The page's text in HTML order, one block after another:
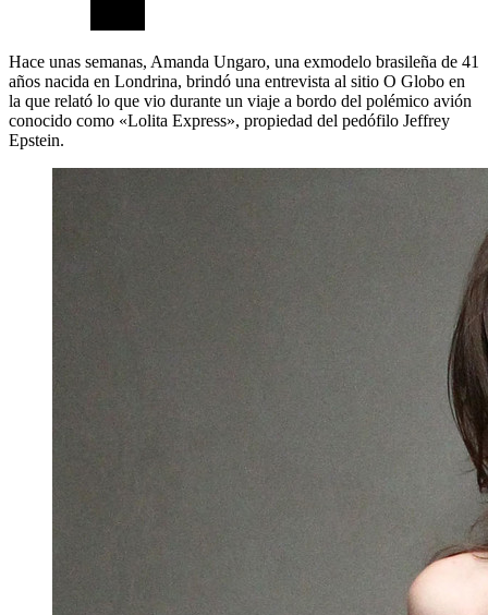
Hace unas semanas, Amanda Ungaro, una exmodelo brasileña de 41
años nacida en Londrina, brindó una entrevista al sitio O Globo en
la que relató lo que vio durante un viaje a bordo del polémico avión
conocido como «Lolita Express», propiedad del pedófilo Jeffrey
Epstein.